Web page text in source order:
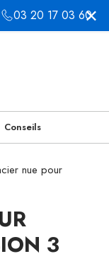
03 20 17 03 60
Conseils
nue pour
3